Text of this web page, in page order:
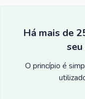
Há mais de
O princípio é